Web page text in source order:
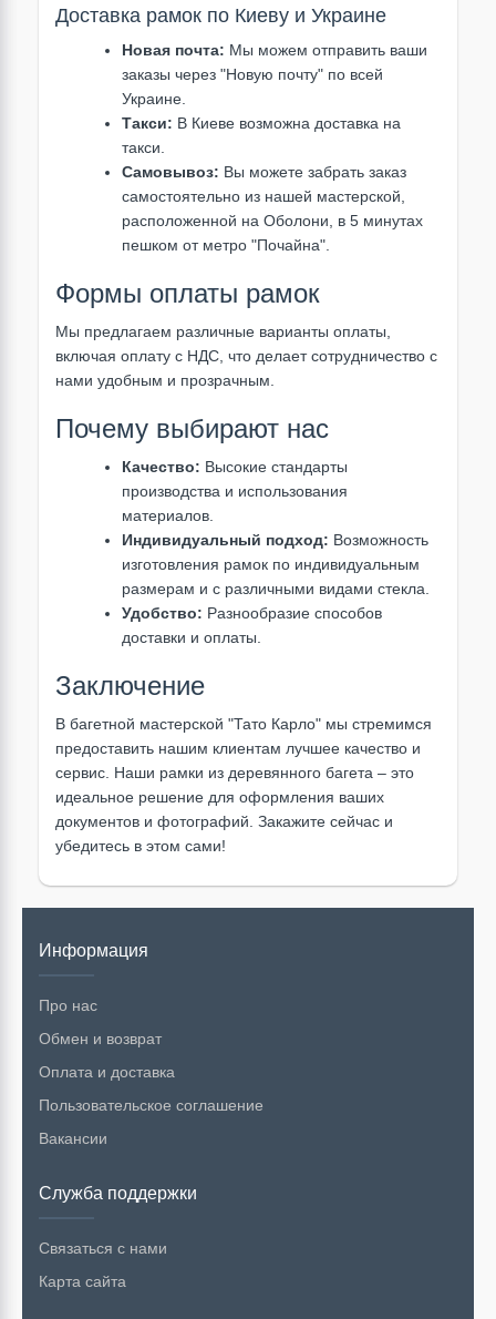
Доставка рамок по Киеву и Украине
Новая почта: Мы можем отправить ваши
заказы через "Новую почту" по всей
Украине.
Такси: В Киеве возможна доставка на
такси.
Самовывоз: Вы можете забрать заказ
самостоятельно из нашей мастерской,
расположенной на Оболони, в 5 минутах
пешком от метро "Почайна".
Формы оплаты рамок
Мы предлагаем различные варианты оплаты,
включая оплату с НДС, что делает сотрудничество с
нами удобным и прозрачным.
Почему выбирают нас
Качество: Высокие стандарты
производства и использования
материалов.
Индивидуальный подход: Возможность
изготовления рамок по индивидуальным
размерам и с различными видами стекла.
Удобство: Разнообразие способов
доставки и оплаты.
Заключение
В багетной мастерской "Тато Карло" мы стремимся
предоставить нашим клиентам лучшее качество и
сервис. Наши рамки из деревянного багета – это
идеальное решение для оформления ваших
документов и фотографий. Закажите сейчас и
убедитесь в этом сами!
Информация
Про нас
Обмен и возврат
Оплата и доставка
Пользовательское соглашение
Вакансии
Служба поддержки
Связаться с нами
Карта сайта